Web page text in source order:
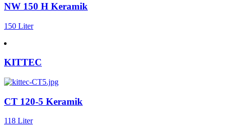
NW 150 H Keramik
150 Liter
KITTEC
CT 120-5 Keramik
118 Liter